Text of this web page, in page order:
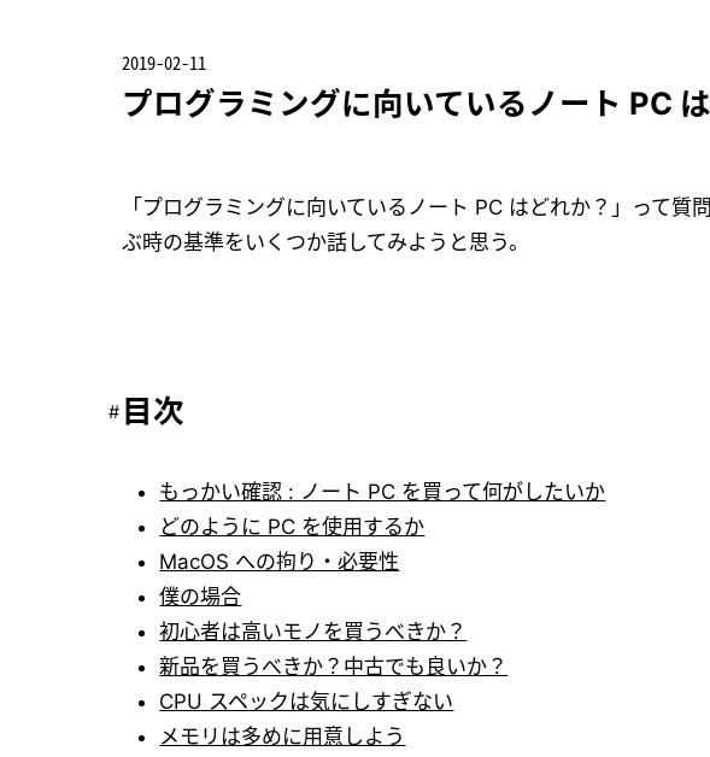
2019-02-11
プログラミングに向いているノート PC
「プログラミングに向いているノート PC はどれか？」って
ぶ時の基準をいくつか話してみようと思う。
目次
もっかい確認 : ノート PC を買って何がしたいか
どのように PC を使用するか
MacOS への拘り・必要性
僕の場合
初心者は高いモノを買うべきか？
新品を買うべきか？中古でも良いか？
CPU スペックは気にしすぎない
メモリは多めに用意しよう